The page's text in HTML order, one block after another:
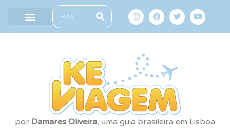
por Damares Oliveira, uma guia brasileira em Lisboa